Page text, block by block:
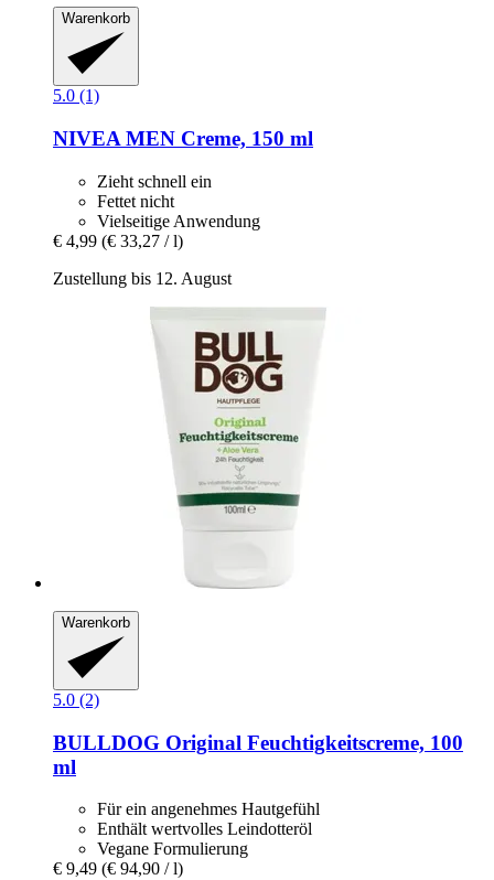
Warenkorb
5.0 (1)
NIVEA MEN Creme, 150 ml
Zieht schnell ein
Fettet nicht
Vielseitige Anwendung
€ 4,99 (€ 33,27 / l)
Zustellung bis 12. August
Warenkorb
5.0 (2)
BULLDOG Original Feuchtigkeitscreme, 100
ml
Für ein angenehmes Hautgefühl
Enthält wertvolles Leindotteröl
Vegane Formulierung
€ 9,49 (€ 94,90 / l)